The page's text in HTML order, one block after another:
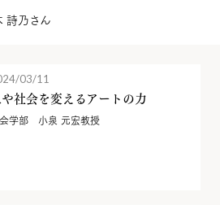
乃さん
03/11
や社会を変えるアートの力
学部 小泉 元宏教授